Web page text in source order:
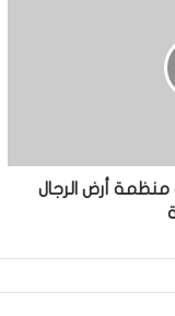
منظمة أرض الرجال